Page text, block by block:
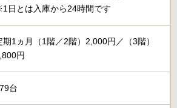
日とは入庫から24時間です
期1ヵ月（1階／2階）2,000円／（3階）
円
台